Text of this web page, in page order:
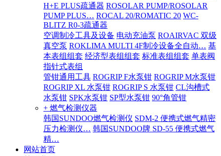
H+E PLUS疏通器 ROSOLAR PUMP/ROSOLAR
PUMP PLUS… ROCAL 20/ROMATIC 20 WC-
BLITZ R0-3疏通器
空调制冷工具及设备 电动充油泵 ROAIRVAC 双级
真空泵 ROKLIMA MULTI 4F制冷设备全自动… 基
本表组组套 经济型表组组套 标准表组组套 单表阀
指针式表组
管钳通用工具 ROGRIP F水泵钳 ROGRIP M水泵钳
ROGRIP XL 水泵钳 ROGRIP S 水泵钳 CL沟槽式
水泵钳 SPK水泵钳 SP型水泵钳 90°角管钳
+ 燃气检测仪器
韩国SUNDOO燃气检测仪 SDM-2 便携式燃气精密
压力检测仪… 韩国SUNDOO牌 SD-55 便携式燃气
精…
网站首页